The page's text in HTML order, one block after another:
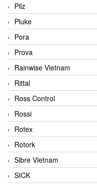
Pilz
Pluke
Pora
Prova
Rainwise Vietnam
Rittal
Ross Control
Rossi
Rotex
Rotork
Sibre Vietnam
SICK